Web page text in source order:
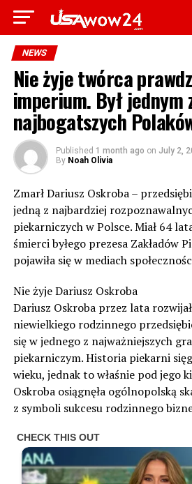
NEWS
Nie żyje twórca
imperium. Był jednym
najbogatszych
Published 1 month ago on July 2,
By Noah Olivia
Zmarł Dariusz Oskroba –
jedną z najbardziej
piekarniczych w Polsce. Miał 64
śmierci byłego prezesa Zakładów
pojawiła się w mediach
Nie żyje Dariusz Oskroba
Dariusz Oskroba przez lata
niewielkiego rodzinnego
się w jednego z najważniejszych
piekarniczym. Historia piekarni
wieku, jednak to właśnie pod jego
Oskroba osiągnęła ogólnopolską
z symboli sukcesu rodzinnego